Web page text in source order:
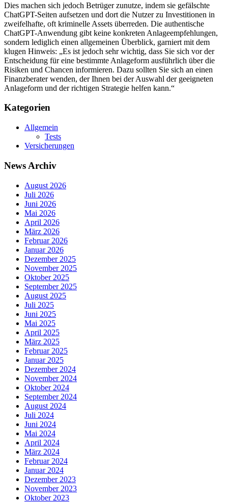
Dies machen sich jedoch Betrüger zunutze, indem sie gefälschte
ChatGPT-Seiten aufsetzen und dort die Nutzer zu Investitionen in
zweifelhafte, oft kriminelle Assets überreden. Die authentische
ChatGPT-Anwendung gibt keine konkreten Anlageempfehlungen,
sondern lediglich einen allgemeinen Überblick, garniert mit dem
klugen Hinweis: „Es ist jedoch sehr wichtig, dass Sie sich vor der
Entscheidung für eine bestimmte Anlageform ausführlich über die
Risiken und Chancen informieren. Dazu sollten Sie sich an einen
Finanzberater wenden, der Ihnen bei der Auswahl der geeigneten
Anlageform und der richtigen Strategie helfen kann.“
Kategorien
Allgemein
Tests
Versicherungen
News Archiv
August 2026
Juli 2026
Juni 2026
Mai 2026
April 2026
März 2026
Februar 2026
Januar 2026
Dezember 2025
November 2025
Oktober 2025
September 2025
August 2025
Juli 2025
Juni 2025
Mai 2025
April 2025
März 2025
Februar 2025
Januar 2025
Dezember 2024
November 2024
Oktober 2024
September 2024
August 2024
Juli 2024
Juni 2024
Mai 2024
April 2024
März 2024
Februar 2024
Januar 2024
Dezember 2023
November 2023
Oktober 2023